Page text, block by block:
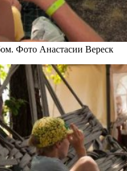
Фото Анастасии Вереск